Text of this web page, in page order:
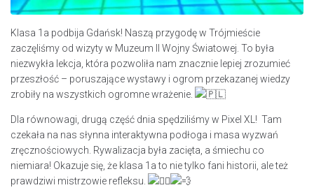
Klasa 1a podbija Gdańsk! Naszą przygodę w Trójmieście
zaczęliśmy od wizyty w Muzeum II Wojny Światowej. To była
niezwykła lekcja, która pozwoliła nam znacznie lepiej zrozumieć
przeszłość – poruszające wystawy i ogrom przekazanej wiedzy
zrobiły na wszystkich ogromne wrażenie.
​Dla równowagi, drugą część dnia spędziliśmy w Pixel XL! Tam
czekała na nas słynna interaktywna podłoga i masa wyzwań
zręcznościowych. Rywalizacja była zacięta, a śmiechu co
niemiara! Okazuje się, że klasa 1a to nie tylko fani historii, ale też
prawdziwi mistrzowie refleksu.